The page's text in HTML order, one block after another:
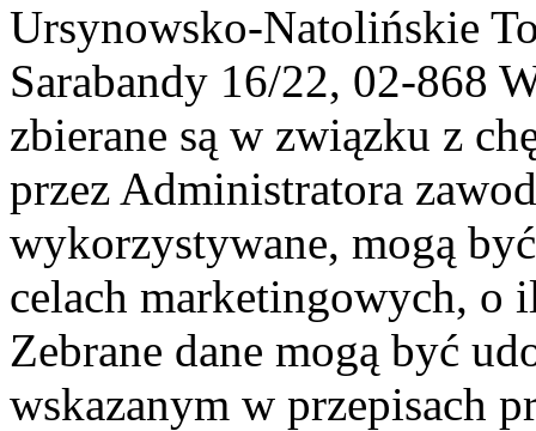
Ursynowsko-Natolińskie
Sarabandy 16/22, 02-868
zbierane są w związku z
przez Administratora
wykorzystywane, mogą
celach marketingowych, o
Zebrane dane mogą być
wskazanym w przepisach